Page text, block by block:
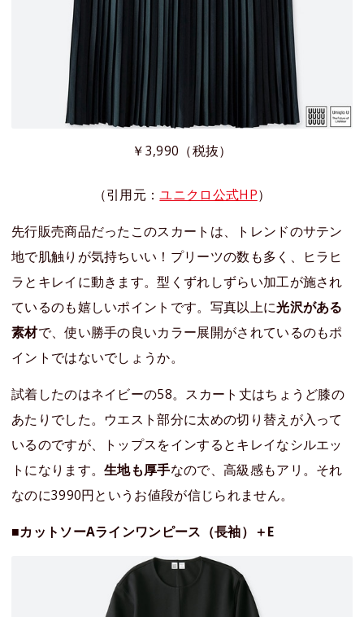
￥3,990（税抜）
（引用元：ユニクロ公式HP）
先行販売商品だったこのスカートは、トレンドのサテン
地で肌触りが気持ちいい！プリーツの数も多く、ヒラヒ
ラとキレイに動きます。型くずれしずらい加工が施され
ているのも嬉しいポイントです。写真以上に光沢がある
素材で、使い勝手の良いカラー展開がされているのもポ
イントではないでしょうか。
試着したのはネイビーの58。スカート丈はちょうど膝の
あたりでした。ウエスト部分に太めの切り替えが入って
いるのですが、トップスをインするとキレイなシルエッ
トになります。生地も厚手なので、高級感もアリ。それ
なのに3990円というお値段が信じられません。
■カットソーAラインワンピース（長袖）＋E